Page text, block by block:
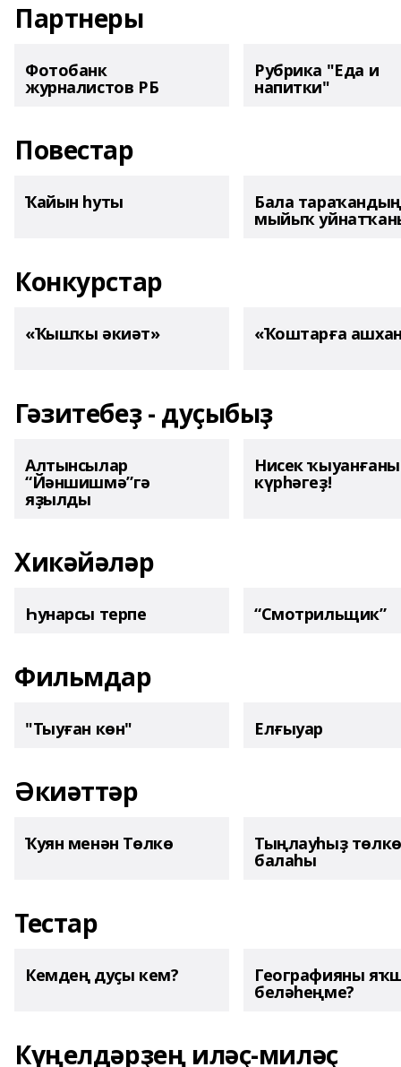
Партнеры
Фотобанк
журналистов РБ
Рубрика "Еда и
напитки"
Повестар
Ҡайын һуты Бала тараҡандың
мыйыҡ
Конкурстар
«Ҡышҡы әкиәт» «Ҡоштарға
Гәзитебеҙ - дуҫыбыҙ
Алтынсылар
“Йәншишмә”гә
яҙылды
Нисек
күрһәгеҙ!
Хикәйәләр
Һунарсы терпе “Смотрильщик”
Фильмдар
"Тыуған көн" Елғыуар
Әкиәттәр
Ҡуян менән Төлкө Тыңлауһыҙ төлкө
балаһы
Тестар
Кемдең дуҫы кем? Географияны
беләһеңме?
Күңелдәрҙең иләҫ-миләҫ